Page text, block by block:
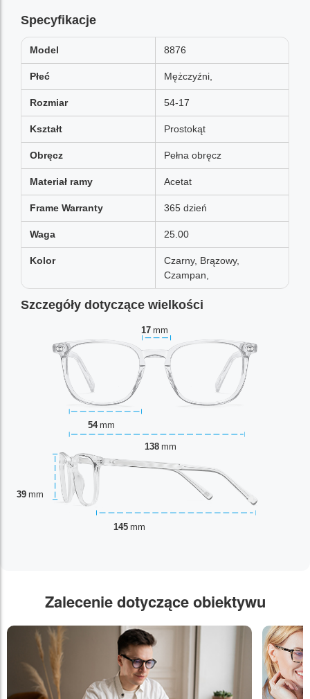
Specyfikacje
Model 8876
Płeć Mężczyźni,
Rozmiar 54-17
Kształt Prostokąt
Obręcz Pełna obręcz
Materiał ramy Acetat
Frame Warranty 365 dzień
Waga 25.00
Kolor
Czarny, Brązowy,
Czampan,
Szczegóły dotyczące wielkości
17 mm
54 mm
39 mm
138 mm
145 mm
Zalecenie dotyczące obiektywu